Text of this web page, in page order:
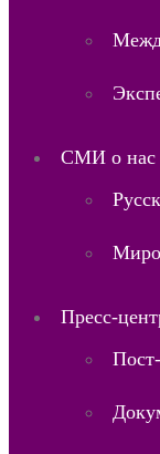
СМИ о нас
Пресс-